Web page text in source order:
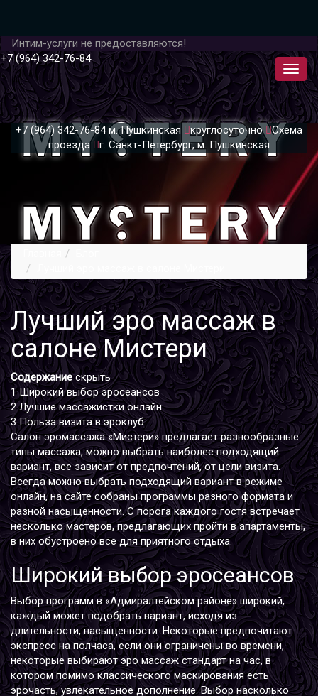
Интим-услуги не предоставляются!
+7 (964) 342-76-84
+7 (964) 342-76-84 м. Пушкинская круглосуточно
Схема
проезда
г. Санкт-Петербург, м. Пушкинская
Лучший эро массаж в
салоне Мистери
Содержание скрыть
1 Широкий выбор эросеансов
2 Лучшие массажистки онлайн
3 Польза визита в эроклуб
Салон эромассажа «Мистери» предлагает разнообразные
типы массажа, можно выбрать наиболее подходящий
вариант, все зависит от предпочтений, от цели визита.
Всегда можно выбрать подходящий вариант в режиме
онлайн, на сайте собраны программы разного формата и
разной насыщенности. С порога каждого гостя встречает
несколько мастеров, предлагающих пройти в апартаменты,
в них обустроено все для приятного отдыха.
Широкий выбор эросеансов
Выбор программ в «Адмиралтейском районе» широкий,
каждый может подобрать вариант, исходя из
длительности, насыщенности. Некоторые предпочитают
экспресс на полчаса, если они ограничены во времени,
некоторые выбирают эро массаж стандарт на час, в
котором помимо классического маскирования есть
эрочасть, увлекательное дополнение. Выбор насколько